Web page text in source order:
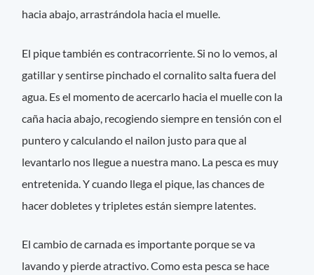
hacia abajo, arrastrándola hacia el muelle.
El pique también es contracorriente. Si no lo vemos, al
gatillar y sentirse pinchado el cornalito salta fuera del
agua. Es el momento de acercarlo hacia el muelle con la
caña hacia abajo, recogiendo siempre en tensión con el
puntero y calculando el nailon justo para que al
levantarlo nos llegue a nuestra mano. La pesca es muy
entretenida. Y cuando llega el pique, las chances de
hacer dobletes y tripletes están siempre latentes.
El cambio de carnada es importante porque se va
lavando y pierde atractivo. Como esta pesca se hace